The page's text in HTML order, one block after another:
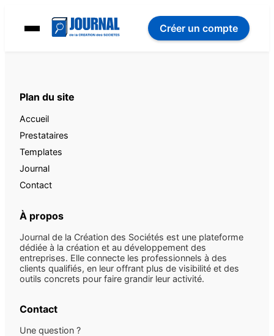
Créer un compte
Plan du site
Accueil
Prestataires
Templates
Journal
Contact
À propos
Journal de la Création des Sociétés est une plateforme
dédiée à la création et au développement des
entreprises. Elle connecte les professionnels à des
clients qualifiés, en leur offrant plus de visibilité et des
outils concrets pour faire grandir leur activité.
Contact
Une question ?